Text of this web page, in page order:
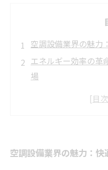
空調設備業界の魅力
エネルギー効率の革
場
環境配慮と省エネ型
空調工事の世界：魅
空調設備業界の魅力：快